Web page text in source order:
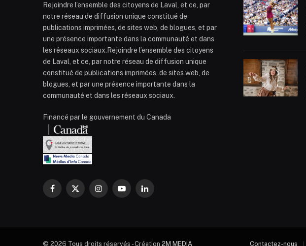
Rejoindre l’ensemble des citoyens de Laval, et ce, par
notre réseau de diffusion unique constitué de
publications imprimées, de sites web, de blogues, et par
une présence importante dans la communauté et dans
les réseaux sociaux.Rejoindre l’ensemble des citoyens
de Laval, et ce, par notre réseau de diffusion unique
constitué de publications imprimées, de sites web, de
blogues, et par une présence importante dans la
communauté et dans les réseaux sociaux.
Financé par le gouvernement du Canada
Facebook
X
InstagramYouTubeLinkedIn
© 2026 Tous droits réservés - Création 2M MEDIA Contactez-nous